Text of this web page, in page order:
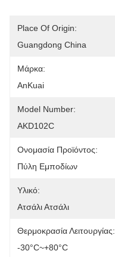
Place Of Origin:
Guangdong China
Μάρκα:
AnKuai
Model Number:
AKD102C
Ονομασία Προϊόντος:
Πύλη Εμποδίων
Υλικό:
Ατσάλι Ατσάλι
Θερμοκρασία Λειτουργίας:
-30°C~+80°C